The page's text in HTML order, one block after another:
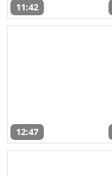
11:42
12:47